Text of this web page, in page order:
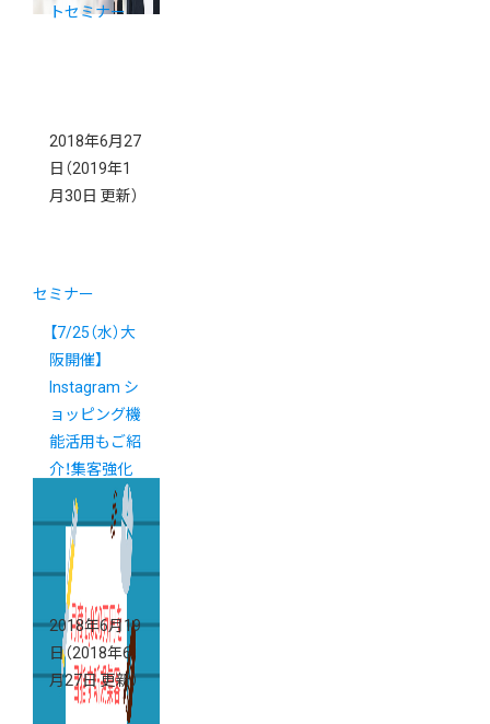
トセミナー
2018年6月27
日 （2019年1
月30日 更新）
セミナー
【7/25（水）大
阪開催】
Instagram シ
ョッピング機
能活用もご紹
介！集客強化
セミナー
2018年6月19
日（2018年6
月27日 更新）